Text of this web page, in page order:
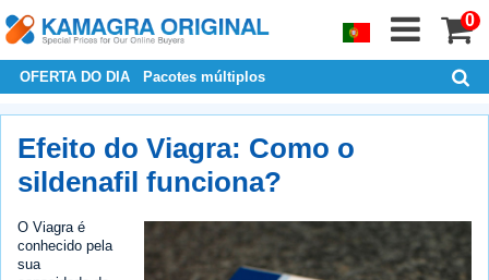
0
OFERTA DO DIA Pacotes múltiplos
Efeito do Viagra: Como o
sildenafil funciona?
O Viagra é
conhecido pela
sua